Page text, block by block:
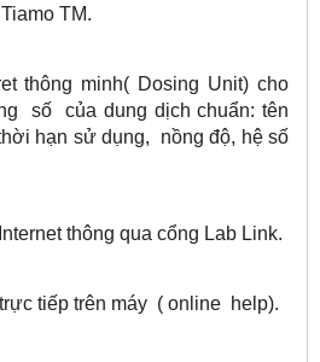
TM.
thông minh( Dosing Unit) cho
số của dung dịch chuẩn: tên
hạn sử dụng, nồng độ, hệ số
thông qua cổng Lab Link.
tiếp trên máy ( online help).